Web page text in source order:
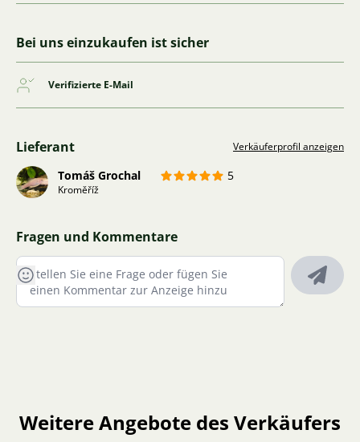
Bei uns einzukaufen ist sicher
Verifizierte E-Mail
Lieferant Verkäuferprofil anzeigen
Tomáš Grochal 5
Kroměříž
Fragen und Kommentare
Weitere Angebote des Verkäufers